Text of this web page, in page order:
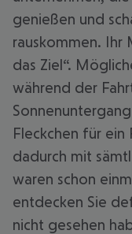
genießen und
rauskommen.
das Ziel“.
während der
Fleckchen für ein
dadurch mit
waren schon
entdecken Sie
nicht gesehen